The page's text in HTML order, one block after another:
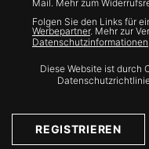
Mail. Mehr zum
Folgen Sie den Links für
Werbepartner. Mehr zur
Datenschutzinformationen
Diese Website ist durch
REGISTRIEREN